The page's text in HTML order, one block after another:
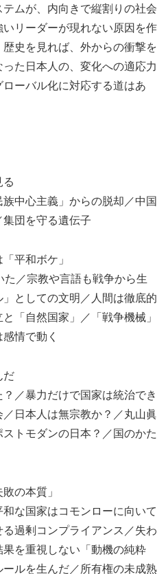
ムが、内向きで縦割りの社会
リーダーが現れない原因を作
史を見れば、外からの衝撃を
た日本人の、変化への適応力
ーバル化に対応する道はあ
中心主義」からの脱却／中国
団を守る遺伝子
平和ボケ」
／宗教や言語も戦争から生
としての文明／人間は徹底的
「自然国家」／「戦争機械」
情で動く
だ
／暴力だけで国家は統治でき
日本人は無宗教か？／丸山眞
トモダンの日本？／国のかた
の本質」
な国家はコモンローに向いて
過剰コンプライアンス／失わ
を重視しない「動機の純粋
ルを生んだ／所有権の未成熟